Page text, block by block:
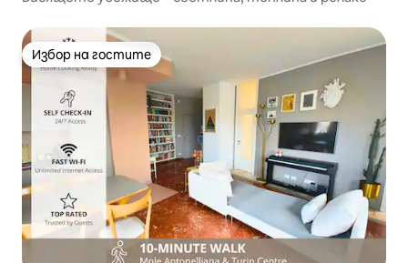
Избор на гостите
Избор на гостите